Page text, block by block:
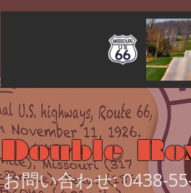
お問い合わせ: 0438-
Double